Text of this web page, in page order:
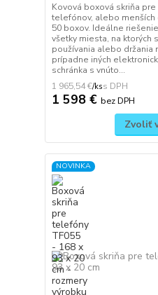
Kovová boxová skriňa
telefónov, alebo menších
50 boxov. Ideálne
všetky miesta, na ktorých
používania alebo držania
prípadne iných
schránka s vnúto...
1 965,54 €/ks
1 598 € bez DPH
Zvoliť
NOVINKA